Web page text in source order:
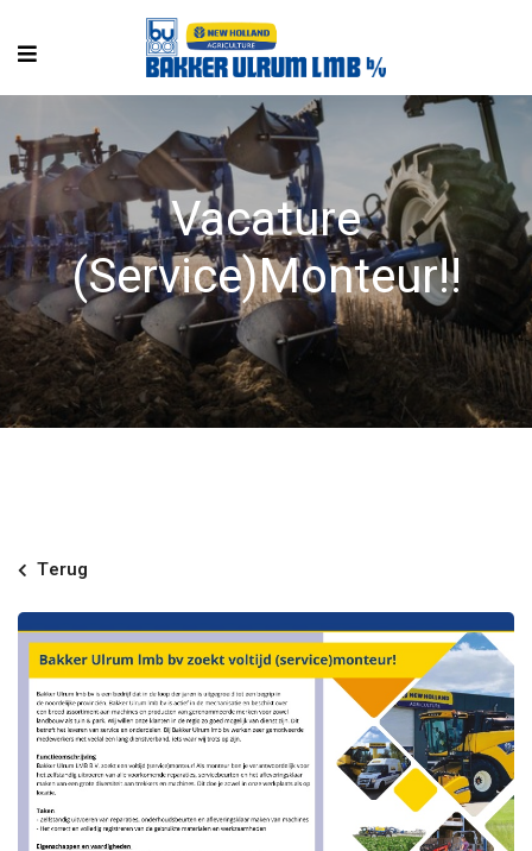
Vacature
(Service)Monteur!!
Terug